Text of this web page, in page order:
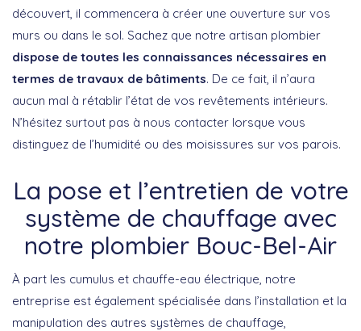
découvert, il commencera à créer une ouverture sur vos
murs ou dans le sol. Sachez que notre artisan plombier
dispose de toutes les connaissances nécessaires en
termes de travaux de bâtiments. De ce fait, il n’aura
aucun mal à rétablir l’état de vos revêtements intérieurs.
N’hésitez surtout pas à nous contacter lorsque vous
distinguez de l’humidité ou des moisissures sur vos parois.
La pose et l’entretien de votre
système de chauffage avec
notre plombier Bouc-Bel-Air
À part les cumulus et chauffe-eau électrique, notre
entreprise est également spécialisée dans l’installation et la
manipulation des autres systèmes de chauffage,